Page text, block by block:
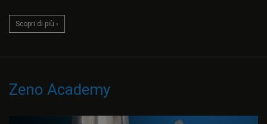
Scopri di più ›
Zeno Academy